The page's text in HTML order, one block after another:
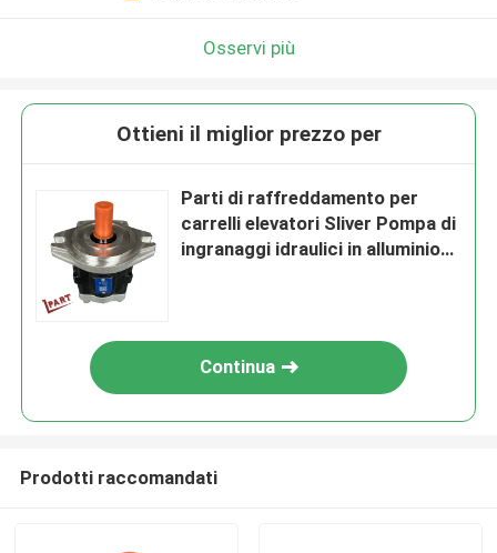
Osservi più
Ottieni il miglior prezzo per
Parti di raffreddamento per
carrelli elevatori Sliver Pompa di
ingranaggi idraulici in alluminio
Continua
Prodotti raccomandati